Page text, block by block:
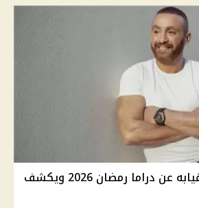
أحمد السقا يعلن غيابه عن دراما رمضان 2026 ويكشف